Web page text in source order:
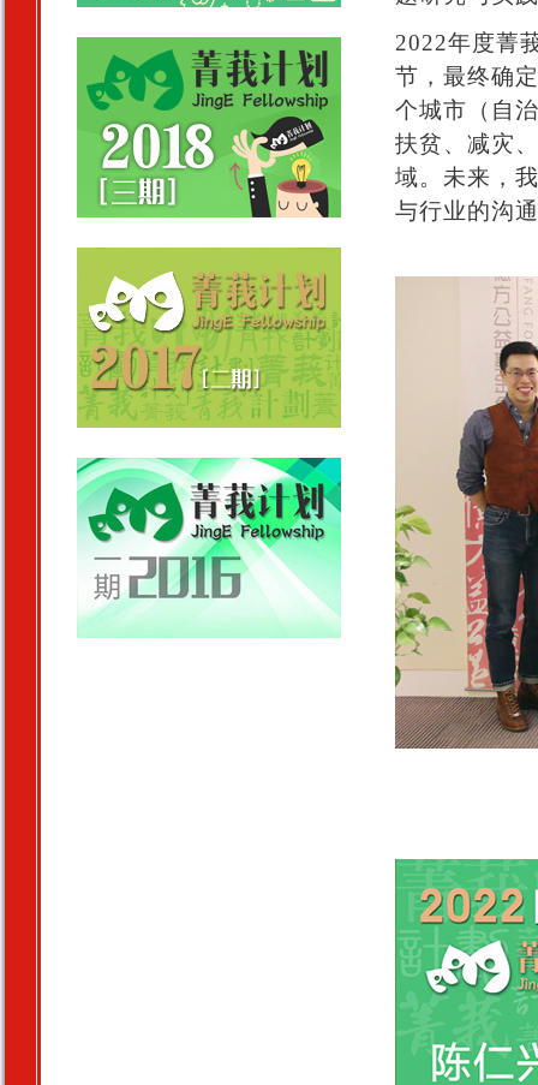
2022年度菁
节，最终确定
个城市（自
扶贫、减灾
域。未来，
与行业的沟